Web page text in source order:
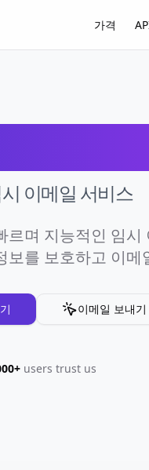
가격
이메일 서비스
르며 지능적인 임
보를 보호하고 이
이메일 보내기
users trust us